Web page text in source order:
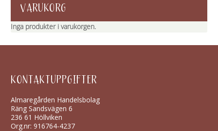
VARUKORG
Inga produkter i varukorgen.
KONTAKTUPPGIFTER
Almaregården Handelsbolag
Räng Sandsvägen 6
236 61 Höllviken
Org.nr: 916764-4237